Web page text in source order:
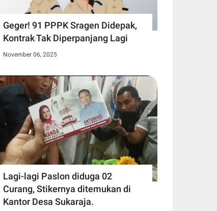
Geger! 91 PPPK Sragen Didepak,
Kontrak Tak Diperpanjang Lagi
November 06, 2025
Lagi-lagi Paslon diduga 02
Curang, Stikernya ditemukan di
Kantor Desa Sukaraja.